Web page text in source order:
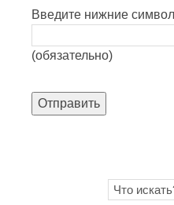
Введите нижние
(обязательно)
Отправить